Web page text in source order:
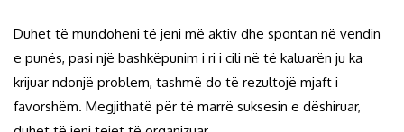
Duhet të mundoheni të jeni më aktiv dhe spontan në vendin
e punës, pasi një bashkëpunim i ri i cili në të kaluarën ju ka
krijuar ndonjë problem, tashmë do të rezultojë mjaft i
favorshëm. Megjithatë për të marrë suksesin e dëshiruar,